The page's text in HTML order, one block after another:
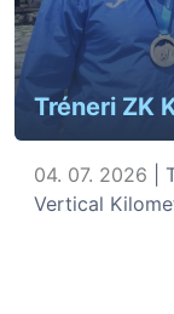
Tréneri ZK
04. 07. 2026 |
Vertical